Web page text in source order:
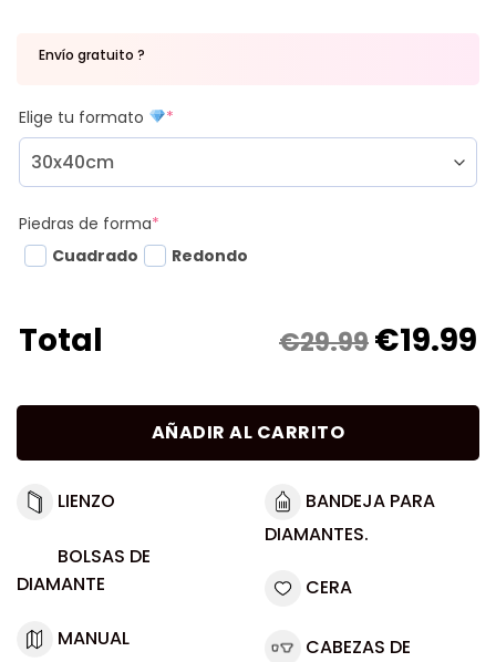
Envío gratuito ?
Elige tu formato *
Piedras de forma*
Cuadrado
Redondo
Total €29.99€19.99
AÑADIR AL CARRITO
LIENZO
BOLSAS DE
DIAMANTE
MANUAL
BANDEJA PARA
DIAMANTES.
CERA
CABEZAS DE